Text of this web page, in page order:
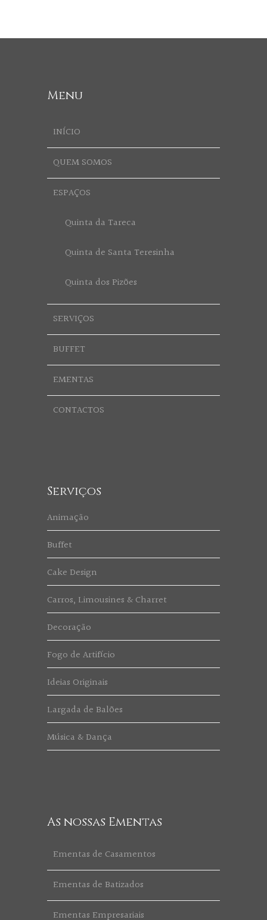
Menu
INÍCIO
QUEM SOMOS
ESPAÇOS
Quinta da Tareca
Quinta de Santa Teresinha
Quinta dos Pizões
SERVIÇOS
BUFFET
EMENTAS
CONTACTOS
Serviços
Animação
Buffet
Cake Design
Carros, Limousines & Charret
Decoração
Fogo de Artifício
Ideias Originais
Largada de Balões
Música & Dança
As nossas Ementas
Ementas de Casamentos
Ementas de Batizados
Ementas Empresariais